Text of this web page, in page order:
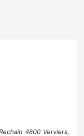
4800 Verviers,